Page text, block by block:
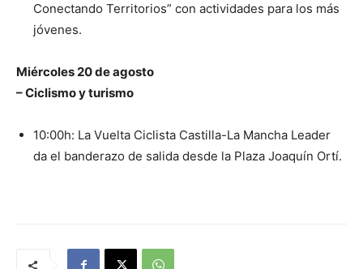
Conectando Territorios” con actividades para los más
jóvenes.
Miércoles 20 de agosto
– Ciclismo y turismo
10:00h: La Vuelta Ciclista Castilla-La Mancha Leader
da el banderazo de salida desde la Plaza Joaquín Ortí.